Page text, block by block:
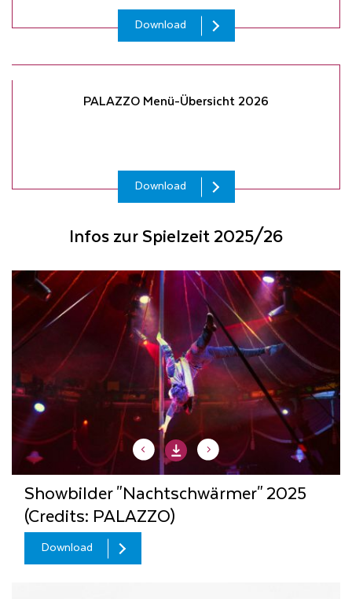
Download
PALAZZO Menü-Übersicht 2026
Download
Infos zur Spielzeit 2025/26
Showbilder "Nachtschwärmer" 2025
(Credits: PALAZZO)
Download
Download
Download
Download
Download
Download
Download
Download